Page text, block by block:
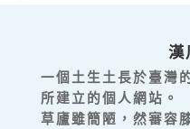
漢
一個土生土長於臺灣
所建立的個人網站。
草廬雖簡陋，然審容